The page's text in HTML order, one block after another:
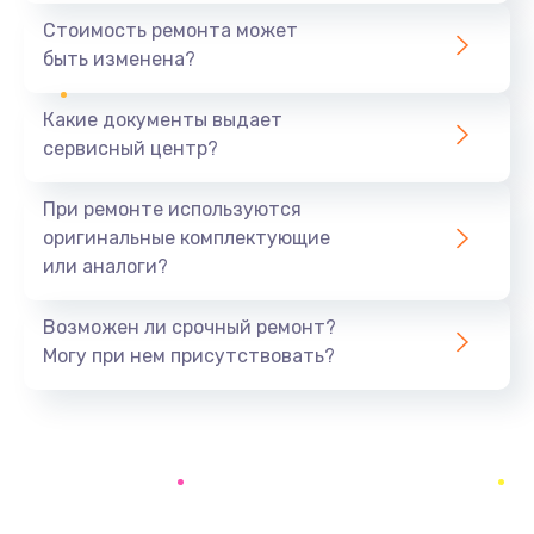
590 руб.
Замена задней крышки устройства
Замена микросхемы (звук, контроллер,
Заказать
Стоимость ремонта может
быть изменена?
Какие документы выдает
сервисный центр?
При ремонте используются
оригинальные комплектующие
или аналоги?
Возможен ли срочный ремонт?
Могу при нем присутствовать?